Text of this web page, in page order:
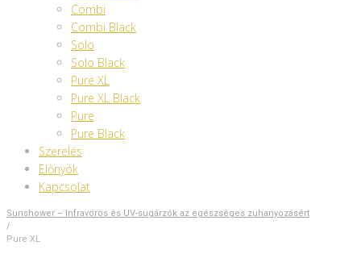
Combi
Combi Black
Solo
Solo Black
Pure XL
Pure XL Black
Pure
Pure Black
Szerelés
Előnyök
Kapcsolat
Sunshower – Infravörös és UV-sugárzók az egészséges zuhanyozásért
/
Pure XL